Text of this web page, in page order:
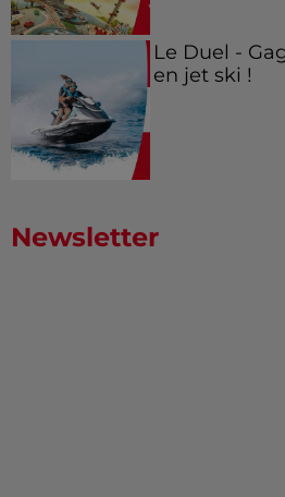
Le Duel -
en jet ski !
Newsletter